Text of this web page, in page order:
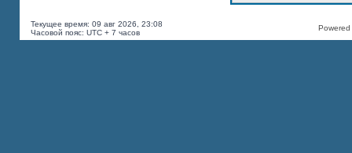
Текущее время: 09 авг 2026, 23:08
Часовой пояс: UTC + 7 часов